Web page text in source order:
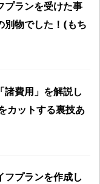
プランを受けた事
別物でした！(もち
諸費用」を解説し
カットする裏技あ
フプランを作成し